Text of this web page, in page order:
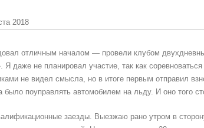
отличным началом — провели клубом
Я даже не планировал участие, так как
не видел смысла, но в итоге первым отправил
было поуправлять автомобилем на льду. И оно того
заезды. Выезжаю рано утром в